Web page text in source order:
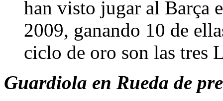
han visto jugar al Barça
2009, ganando 10 de
ciclo de oro son las tres
Guardiola en Rueda de